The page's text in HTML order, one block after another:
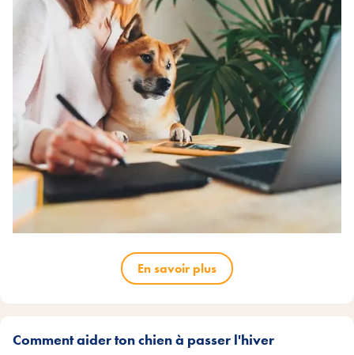
En savoir plus
Comment aider ton chien à passer l'hiver